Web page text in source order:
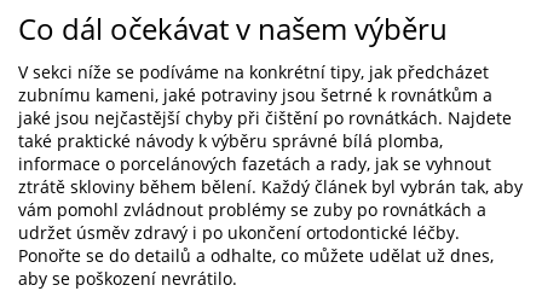
Co dál očekávat v našem výběru
V sekci níže se podíváme na konkrétní tipy, jak předcházet
zubnímu kameni, jaké potraviny jsou šetrné k rovnátkům a
jaké jsou nejčastější chyby při čištění po rovnátkách. Najdete
také praktické návody k výběru správné bílá plomba,
informace o porcelánových fazetách a rady, jak se vyhnout
ztrátě skloviny během bělení. Každý článek byl vybrán tak, aby
vám pomohl zvládnout problémy se zuby po rovnátkách a
udržet úsměv zdravý i po ukončení ortodontické léčby.
Ponořte se do detailů a odhalte, co můžete udělat už dnes,
aby se poškození nevrátilo.